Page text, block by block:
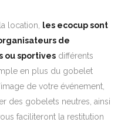
location,
les ecocup sont
de
ou sportives différents
en plus du gobelet
de votre événement,
des gobelets neutres, ainsi
faciliteront la restitution